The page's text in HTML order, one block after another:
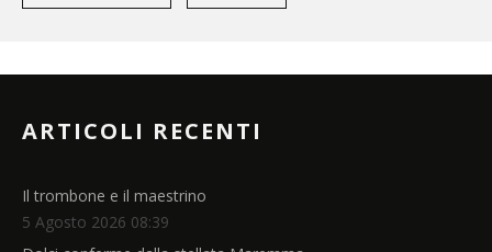
ARTICOLI RECENTI
Il trombone e il maestrino
5 Agosto 2026 08:39